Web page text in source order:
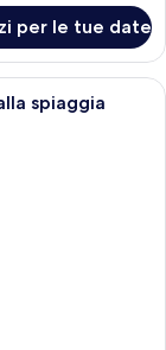
per le tue date
camera d'albergo
spiaggia